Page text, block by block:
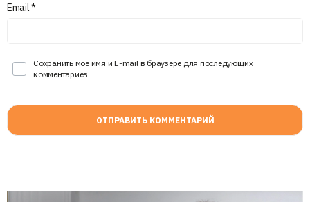
Email*
Сохранить моё имя и E-mail в браузере для последующих
комментариев